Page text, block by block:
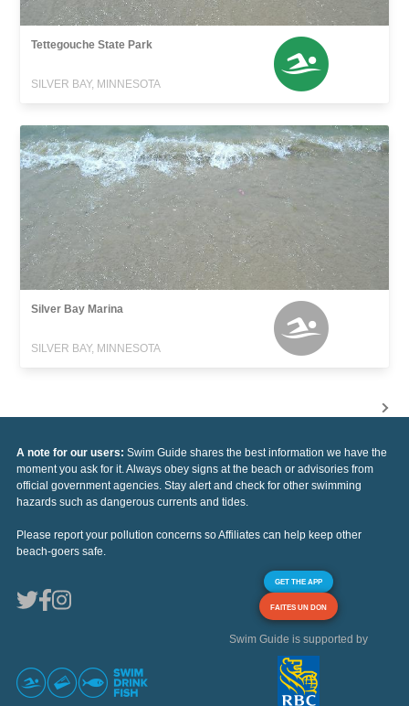
Tettegouche State Park
SILVER BAY, MINNESOTA
Silver Bay Marina
SILVER BAY, MINNESOTA
A note for our users: Swim Guide shares the best information we have the
moment you ask for it. Always obey signs at the beach or advisories from
official government agencies. Stay alert and check for other swimming
hazards such as dangerous currents and tides.
Please report your pollution concerns so Affiliates can help keep other
beach-goers safe.
GET THE APP
FAITES UN DON
Swim Guide is supported by